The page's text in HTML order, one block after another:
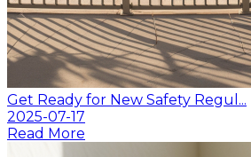
Get Ready for New Safety Regul...
2025-07-17
Read More